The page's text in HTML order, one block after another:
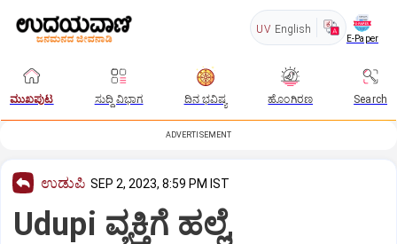
UV English
E-Paper
ಮುಖಪುಟ ಸುದ್ದಿ ವಿಭಾಗ ದಿನ ಭವಿಷ್ಯ ಹೊಂಗಿರಣ Search
ADVERTISEMENT
ಉಡುಪಿ SEP 2, 2023, 8:59 PM IST
Udupi ವ್ಯಕ್ತಿಗೆ ಹಲ್ಲೆ,